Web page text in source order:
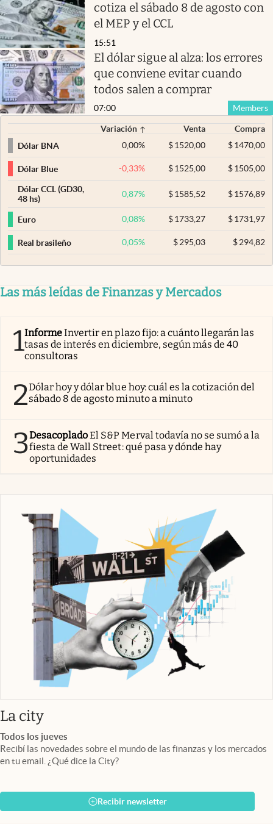
cotiza el sábado 8 de agosto con
el MEP y el CCL
15:51
El dólar sigue al alza: los errores
que conviene evitar cuando
todos salen a comprar
Members
07:00
Variación Venta
Compra
Dólar BNA
0,00% $ 1520,00 $1470,00
Dólar Blue -0,33% $ 1525,00 $1505,00
Dólar CCL (GD30,
48 hs)
0,87% $ 1585,52 $1576,89
Euro 0,08% $ 1733,27 $1731,97
Real brasileño 0,05% $295,03 $294,82
Las más leídas de Finanzas y Mercados
1InformeInvertir en plazo fijo: a cuánto llegarán las
tasas de interés en diciembre, según más de 40
consultoras
2Dólar hoy y dólar blue hoy: cuál es la cotización del
sábado 8 de agosto minuto a minuto
3DesacopladoEl S&P Merval todavía no se sumó a la
fiesta de Wall Street: qué pasa y dónde hay
oportunidades
La cityabre en nueva pestaña
Todos los jueves
Recibí las novedades sobre el mundo de las finanzas y los mercados
en tu email. ¿Qué dice la City?
Recibir newsletter